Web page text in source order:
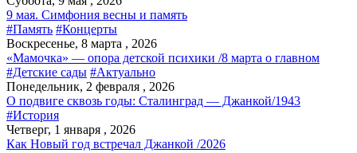
9 мая. Симфония весны и память
#Память #Концерты
Воскресенье, 8 марта , 2026
«Мамочка» — опора детской психики /8 марта о главном
#Детские сады #Актуально
Понедельник, 2 февраля , 2026
О подвиге сквозь годы: Сталинград — Джанкой/1943
#История
Четверг, 1 января , 2026
Как Новый год встречал Джанкой /2026